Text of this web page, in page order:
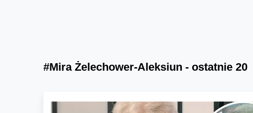
#Mira Żelechower-Aleksiun - ostatnie 20